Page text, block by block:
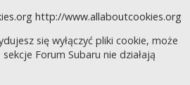
http://www.allaboutcookies.org
się wyłączyć pliki cookie, może
Forum Subaru nie działają